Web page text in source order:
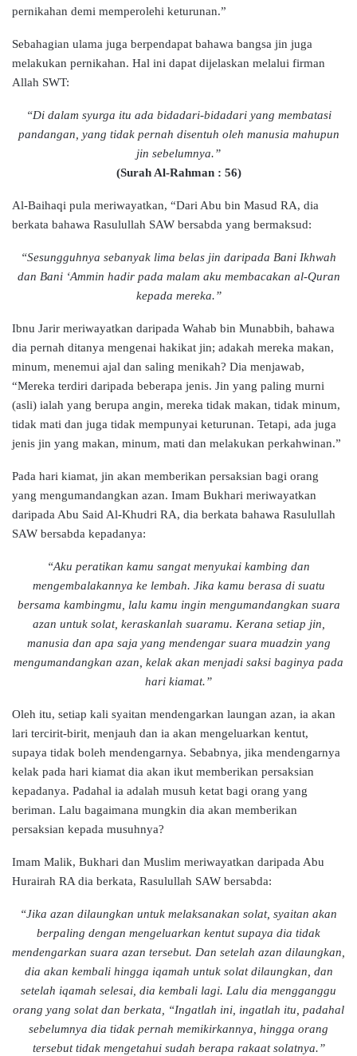
pernikahan demi memperolehi keturunan.”
Sebahagian ulama juga berpendapat bahawa bangsa jin juga
melakukan pernikahan. Hal ini dapat dijelaskan melalui firman
Allah SWT:
“Di dalam syurga itu ada bidadari-bidadari yang membatasi
pandangan, yang tidak pernah disentuh oleh manusia mahupun
jin sebelumnya.”
(Surah Al-Rahman : 56)
Al-Baihaqi pula meriwayatkan, “Dari Abu bin Masud RA, dia
berkata bahawa Rasulullah SAW bersabda yang bermaksud:
“Sesungguhnya sebanyak lima belas jin daripada Bani Ikhwah
dan Bani ‘Ammin hadir pada malam aku membacakan al-Quran
kepada mereka.”
Ibnu Jarir meriwayatkan daripada Wahab bin Munabbih, bahawa
dia pernah ditanya mengenai hakikat jin; adakah mereka makan,
minum, menemui ajal dan saling menikah? Dia menjawab,
“Mereka terdiri daripada beberapa jenis. Jin yang paling murni
(asli) ialah yang berupa angin, mereka tidak makan, tidak minum,
tidak mati dan juga tidak mempunyai keturunan. Tetapi, ada juga
jenis jin yang makan, minum, mati dan melakukan perkahwinan.”
Pada hari kiamat, jin akan memberikan persaksian bagi orang
yang mengumandangkan azan. Imam Bukhari meriwayatkan
daripada Abu Said Al-Khudri RA, dia berkata bahawa Rasulullah
SAW bersabda kepadanya:
“Aku peratikan kamu sangat menyukai kambing dan
mengembalakannya ke lembah. Jika kamu berasa di suatu
bersama kambingmu, lalu kamu ingin mengumandangkan suara
azan untuk solat, keraskanlah suaramu. Kerana setiap jin,
manusia dan apa saja yang mendengar suara muadzin yang
mengumandangkan azan, kelak akan menjadi saksi baginya pada
hari kiamat.”
Oleh itu, setiap kali syaitan mendengarkan laungan azan, ia akan
lari tercirit-birit, menjauh dan ia akan mengeluarkan kentut,
supaya tidak boleh mendengarnya. Sebabnya, jika mendengarnya
kelak pada hari kiamat dia akan ikut memberikan persaksian
kepadanya. Padahal ia adalah musuh ketat bagi orang yang
beriman. Lalu bagaimana mungkin dia akan memberikan
persaksian kepada musuhnya?
Imam Malik, Bukhari dan Muslim meriwayatkan daripada Abu
Hurairah RA dia berkata, Rasulullah SAW bersabda:
“Jika azan dilaungkan untuk melaksanakan solat, syaitan akan
berpaling dengan mengeluarkan kentut supaya dia tidak
mendengarkan suara azan tersebut. Dan setelah azan dilaungkan,
dia akan kembali hingga iqamah untuk solat dilaungkan, dan
setelah iqamah selesai, dia kembali lagi. Lalu dia mengganggu
orang yang solat dan berkata, “Ingatlah ini, ingatlah itu, padahal
sebelumnya dia tidak pernah memikirkannya, hingga orang
tersebut tidak mengetahui sudah berapa rakaat solatnya.”